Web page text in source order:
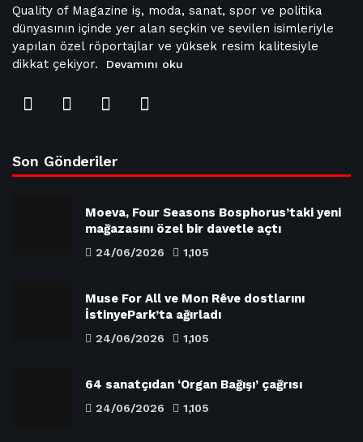
Quality of Magazine iş, moda, sanat, spor ve politika
dünyasının içinde yer alan seçkin ve sevilen isimleriyle
yapılan özel röportajlar ve yüksek resim kalitesiyle
dikkat çekiyor.
Devamını oku
Son Gönderiler
Moeva, Four Seasons Bosphorus’taki yeni
mağazasını özel bir davetle açtı
24/06/2026 1,105
Muse For All ve Mon Rêve dostlarını
İstinyePark’ta ağırladı
24/06/2026 1,105
64 sanatçıdan ‘Organ Bağışı’ çağrısı
24/06/2026 1,105